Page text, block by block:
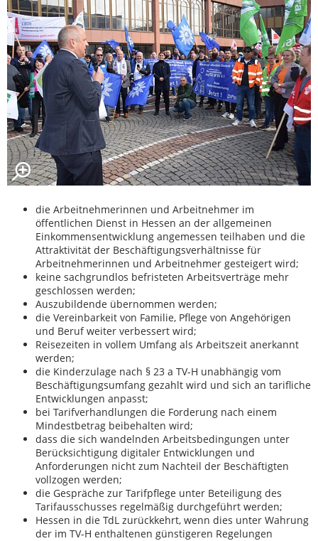
die Arbeitnehmerinnen und Arbeitnehmer im
öffentlichen Dienst in Hessen an der allgemeinen
Einkommensentwicklung angemessen teilhaben und die
Attraktivität der Beschäftigungsverhältnisse für
Arbeitnehmerinnen und Arbeitnehmer gesteigert wird;
keine sachgrundlos befristeten Arbeitsverträge mehr
geschlossen werden;
Auszubildende übernommen werden;
die Vereinbarkeit von Familie, Pflege von Angehörigen
und Beruf weiter verbessert wird;
Reisezeiten in vollem Umfang als Arbeitszeit anerkannt
werden;
die Kinderzulage nach § 23 a TV-H unabhängig vom
Beschäftigungsumfang gezahlt wird und sich an tarifliche
Entwicklungen anpasst;
bei Tarifverhandlungen die Forderung nach einem
Mindestbetrag beibehalten wird;
dass die sich wandelnden Arbeitsbedingungen unter
Berücksichtigung digitaler Entwicklungen und
Anforderungen nicht zum Nachteil der Beschäftigten
vollzogen werden;
die Gespräche zur Tarifpflege unter Beteiligung des
Tarifausschusses regelmäßig durchgeführt werden;
Hessen in die TdL zurückkehrt, wenn dies unter Wahrung
der im TV-H enthaltenen günstigeren Regelungen